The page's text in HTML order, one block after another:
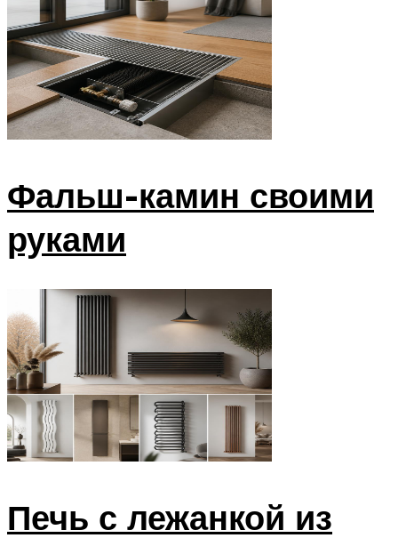
Фальш-камин своими
руками
Печь с лежанкой из